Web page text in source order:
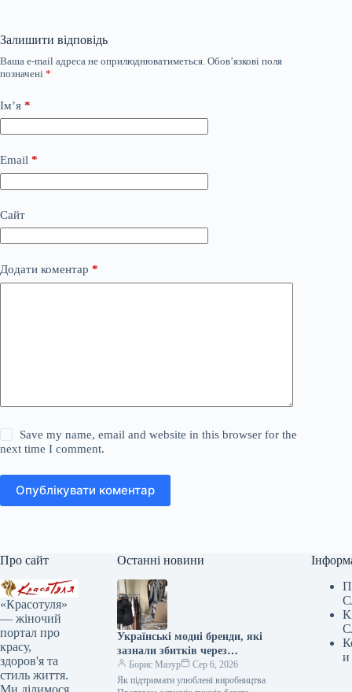
Залишити відповідь
Ваша e-mail адреса не оприлюднюватиметься. Обов’язкові поля
позначені *
Ім’я *
Email *
Сайт
Додати коментар *
Save my name, email and website in this browser for the
next time I comment.
Опублікувати коментар
Про сайт
«Красотуля»
— жіночий
портал про
красу,
здоров'я та
стиль життя.
Останні новини
Українські модні бренди, які
зазнали збитків через
обстріли, та шляхи їхньої
підтримки
Борис Мазур
Сер 6, 2026
Як підтримати улюблені виробництва
и